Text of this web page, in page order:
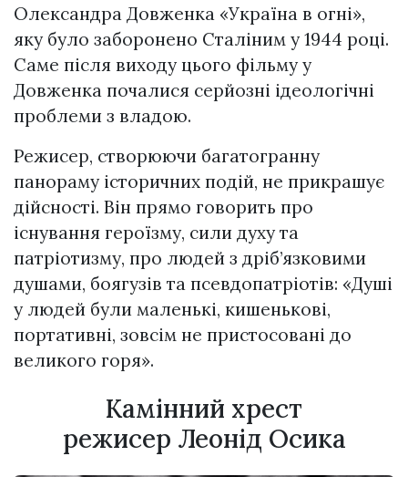
Олександра Довженка «Україна в огні»,
яку було заборонено Сталіним у 1944 році.
Саме після виходу цього фільму у
Довженка почалися серйозні ідеологічні
проблеми з владою.
Режисер, створюючи багатогранну
панораму історичних подій, не прикрашує
дійсності. Він прямо говорить про
існування героїзму, сили духу та
патріотизму, про людей з дріб’язковими
душами, боягузів та псевдопатріотів: «Душі
у людей були маленькі, кишенькові,
портативні, зовсім не пристосовані до
великого горя».
Камінний хрест
режисер Леонід Осика